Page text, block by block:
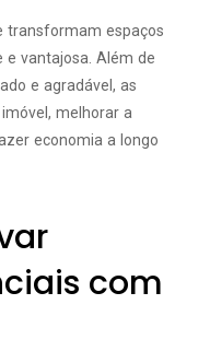
transformam espaços
e vantajosa. Além de
e agradável, as
melhorar a
economia a longo
com